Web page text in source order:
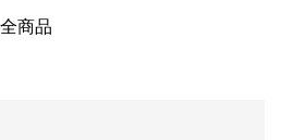
全商品